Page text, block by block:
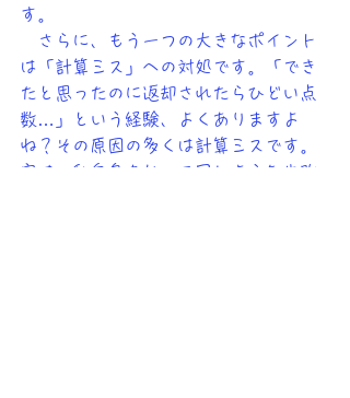
す。
さらに、もう一つの大きなポイント
は「計算ミス」への対処です。「でき
たと思ったのに返却されたらひどい点
数…」という経験、よくありますよ
ね？その原因の多くは計算ミスです。
実は、私自身もかつて同じような失敗